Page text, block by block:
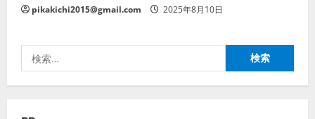
pikakichi2015@gmail.com 2025年8月10日
索: